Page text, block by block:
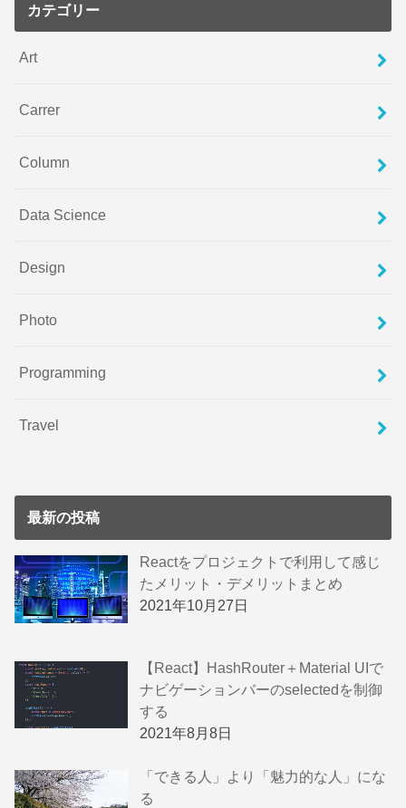
カテゴリー
Art
Carrer
Column
Data Science
Design
Photo
Programming
Travel
最新の投稿
Reactをプロジェクトで利用して感じ
たメリット・デメリットまとめ
2021年10月27日
【React】HashRouter＋Material UIで
ナビゲーションバーのselectedを制御
する
2021年8月8日
「できる人」より「魅力的な人」にな
る